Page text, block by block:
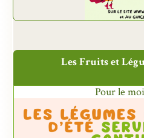
Les Fruits et
Pour le